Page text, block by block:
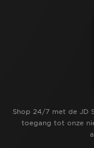
Shop 24/7 met de JD
toegang tot onze